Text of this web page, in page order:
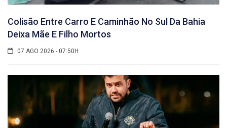
Colisão Entre Carro E Caminhão No Sul Da Bahia
Deixa Mãe E Filho Mortos
07 AGO 2026 - 07:50H